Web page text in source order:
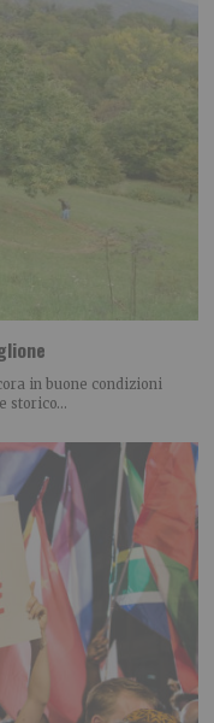
in buone condizioni
storico…